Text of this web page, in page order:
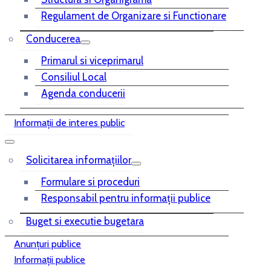
Regulament de Organizare si Functionare
Conducerea
Primarul si viceprimarul
Consiliul Local
Agenda conducerii
Informații de interes public
Solicitarea informațiilor
Formulare si proceduri
Responsabil pentru informații publice
Buget si executie bugetara
Anunțuri publice
Informații publice